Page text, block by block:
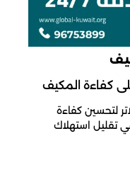
كفاءة المكيف
لتحسين كفاءة
تقليل استهلاك